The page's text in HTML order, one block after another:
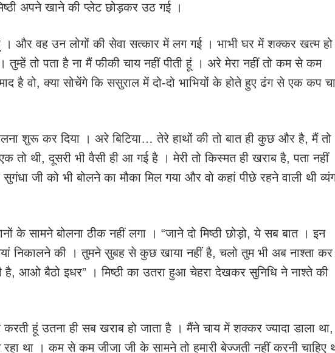
अपने खाने की प्लेट छोड़कर उठ गई ।
। और वह उन लोगों की सेवा सत्कार में लग गई । भाभी घर में शक्कर खत्म हो
तुम्हें तो पता है ना मैं फीकी चाय नहीं पीती हूं । अरे मेरा नहीं तो कम से कम
है वो, क्या सोचेंगे कि ससुराल में दो-दो भाभियों के होते हुए ढंग से एक कप
शुरू कर दिया । अरे बिटिया… तेरे हाथों की तो बात ही कुछ और है, मैं तो
तो थी, दूसरी भी वैसी ही आ गई है । मेरी तो किस्मत ही खराब है, पता नहीं
जी को भी बोलने का मौका मिल गया और वो कहां पीछे रहने वाली थी
के सामने बोलना ठीक नहीं लगा । “जाने दो मिष्ठी छोड़ो, ये सब बात । इन
निकालने की । तुमने सुबह से कुछ खाया नहीं है, चलो तुम भी अब नाश्ता कर
है, आओ बैठो इधर” । मिष्ठी का उतरा हुआ चेहरा देखकर सुनिधि ने नाश्ते की
हूं उतना ही सब खराब हो जाता है । मैंने चाय में शक्कर ज्यादा डाला था,
था । कम से कम जीजा जी के सामने तो हमारी बेज्जती नहीं करनी चाहिए